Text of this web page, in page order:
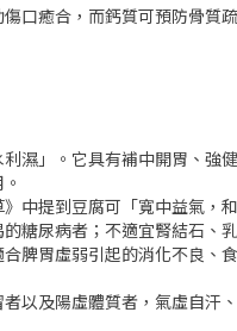
口癒合，而鈣質可預防骨質疏
濕」。它具有補中開胃、強
提到豆腐可「寬中益氣，
糖尿病者；不適宜腎結石、
胃虛弱引起的消化不良、
以及陽虛體質者，氣虛自汗